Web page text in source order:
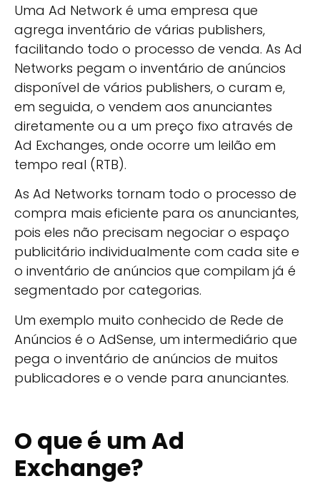
Uma Ad Network é uma empresa que
agrega inventário de várias publishers,
facilitando todo o processo de venda. As Ad
Networks pegam o inventário de anúncios
disponível de vários publishers, o curam e,
em seguida, o vendem aos anunciantes
diretamente ou a um preço fixo através de
Ad Exchanges, onde ocorre um leilão em
tempo real (RTB).
As Ad Networks tornam todo o processo de
compra mais eficiente para os anunciantes,
pois eles não precisam negociar o espaço
publicitário individualmente com cada site e
o inventário de anúncios que compilam já é
segmentado por categorias.
Um exemplo muito conhecido de Rede de
Anúncios é o AdSense, um intermediário que
pega o inventário de anúncios de muitos
publicadores e o vende para anunciantes.
O que é um Ad
Exchange?